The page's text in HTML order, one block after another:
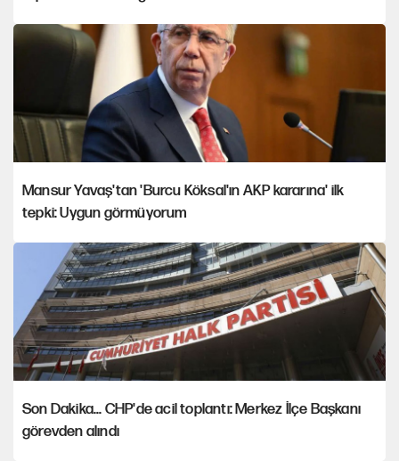
Mansur Yavaş'tan 'Burcu Köksal'ın AKP kararına' ilk
tepki: Uygun görmüyorum
Son Dakika... CHP'de acil toplantı: Merkez İlçe Başkanı
görevden alındı